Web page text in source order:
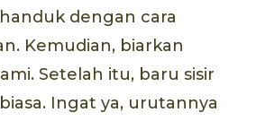
dengan cara
Kemudian, biarkan
Setelah itu, baru sisir
Ingat ya, urutannya